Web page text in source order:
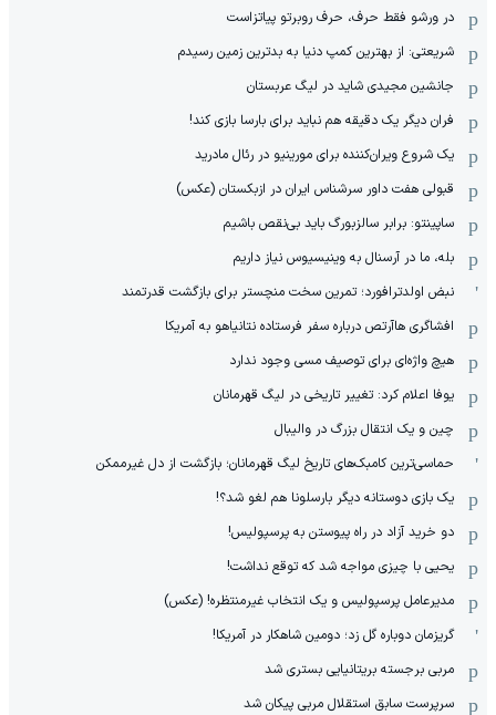
در ورشو فقط حرف، حرف روبرتو پیاتزاست
شریعتی: از بهترین کمپ‌ دنیا به بدترین زمین‌ رسیدم
جانشین مجیدی شاید در لیگ عربستان
فران دیگر یک دقیقه هم نباید برای بارسا بازی کند!
یک شروع ویران‌کننده برای مورینیو در رئال مادرید
قبولی هفت داور سرشناس ایران در ازبکستان (عکس)
ساپینتو: برابر سالزبورگ باید بی‌نقص باشیم
بله، ما در آرسنال به وینیسیوس نیاز داریم
نبض اولدترافورد؛ تمرین سخت منچستر برای بازگشت قدرتمند
افشاگری هاآرتص درباره سفر فرستاده نتانیاهو به آمریکا
هیچ واژه‌ای برای توصیف مسی وجود ندارد
یوفا اعلام کرد: تغییر تاریخی در لیگ قهرمانان
چین و یک انتقال بزرگ در والیبال
حماسی‌ترین کامبک‌های تاریخ لیگ قهرمانان؛ بازگشت از دل غیرممکن
یک بازی دوستانه دیگر بارسلونا هم لغو شد؟!
دو خرید آزاد در راه پیوستن به پرسپولیس!
یحیی با چیزی مواجه شد که توقع نداشت!
مدیرعامل پرسپولیس و یک انتخاب غیرمنتظره! (عکس)
گریزمان دوباره گل زد؛ دومین شاهکار در آمریکا!
مربی برجسته بریتانیایی بستری شد
سرپرست سابق استقلال مربی پیکان شد